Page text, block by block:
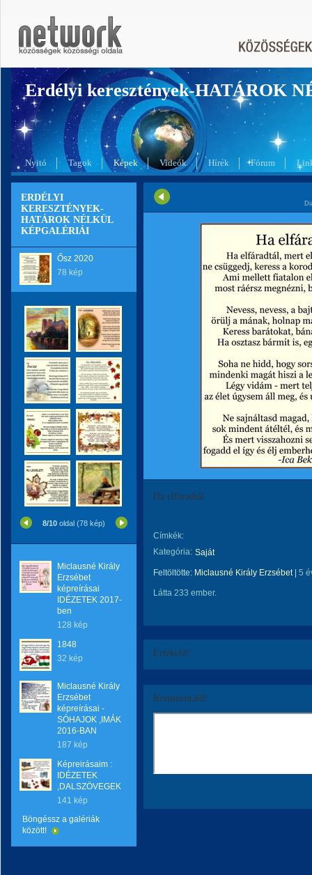
Erdélyi keresztények-HATÁROK
Nyitó Tagok Képek Videók Hírek Fórum
ERDÉLYI
KERESZTÉNYEK-
HATÁROK NÉLKÜL
KÉPGALÉRIÁI
Ősz 2020
78 kép
8/10 oldal (78 kép)
Miclausné Király
Erzsébet
képreírásai
IDÉZETEK 2017-
ben
128 kép
1848
32 kép
Miclausné Király
Erzsébet
képreírásai -
SÓHAJOK ,IMÁK
2016-BAN
187 kép
Képreirásaim :
IDÉZETEK
,DALSZÖVEGEK
141 kép
Böngéssz a galériák
között!
Ha elfáradtál
Címkék:
Kategória: Saját
Feltöltötte: Miclausné Király Erzsébet| 5
Látta 233 ember.
Értékeld!
Kommentáld!